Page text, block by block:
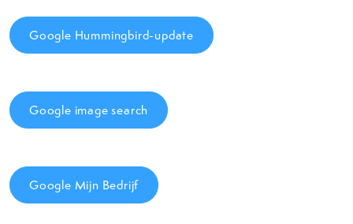
Google Hummingbird-update
Google image search
Google Mijn Bedrijf